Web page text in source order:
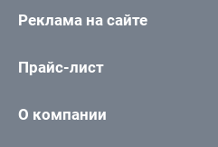
Реклама на сайте
Прайс-лист
О компании